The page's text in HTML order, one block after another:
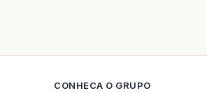
CONHECA O GRUPO